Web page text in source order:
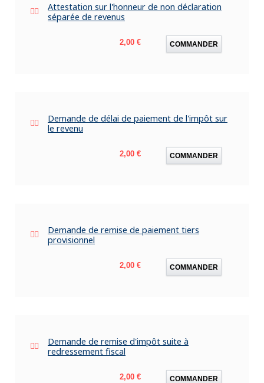
Attestation sur l'honneur de non déclaration
séparée de revenus
Prix
2,00 € COMMANDER
Demande de délai de paiement de l'impôt sur
le revenu
Prix
2,00 € COMMANDER
Demande de remise de paiement tiers
provisionnel
Prix
2,00 € COMMANDER
Demande de remise d'impôt suite à
redressement fiscal
Prix
2,00 € COMMANDER